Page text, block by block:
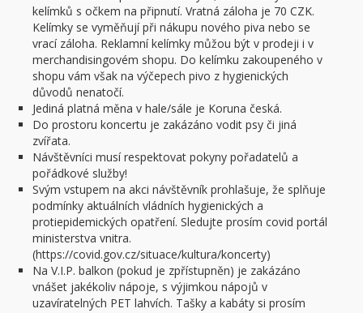
kelímků s očkem na připnutí. Vratná záloha je 70 CZK.
Kelímky se vyměňují při nákupu nového piva nebo se
vrací záloha. Reklamní kelímky můžou být v prodeji i v
merchandisingovém shopu. Do kelímku zakoupeného v
shopu vám však na výčepech pivo z hygienických
důvodů nenatočí.
Jediná platná měna v hale/sále je Koruna česká.
Do prostoru koncertu je zakázáno vodit psy či jiná
zvířata.
Návštěvníci musí respektovat pokyny pořadatelů a
pořádkové služby!
Svým vstupem na akci návštěvník prohlašuje, že splňuje
podmínky aktuálních vládních hygienických a
protiepidemických opatření. Sledujte prosím covid portál
ministerstva vnitra.
(https://covid.gov.cz/situace/kultura/koncerty)
Na V.I.P. balkon (pokud je zpřístupněn) je zakázáno
vnášet jakékoliv nápoje, s výjimkou nápojů v
uzavíratelných PET lahvích. Tašky a kabáty si prosím